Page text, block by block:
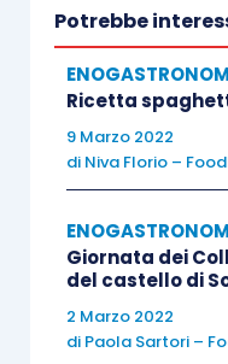
alimento,
vengono
caratteristiche
Oltre ai
alimentare finora
riduzione dello
che oggi ci
solo coppie
Potrebbe
Ricetta
9 Marzo 2022
di Niva Florio –
Giornata dei
del castello di
2 Marzo 2022
di Paola Sartori –